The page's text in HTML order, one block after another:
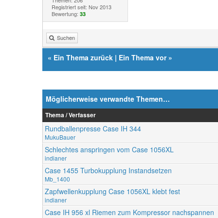
Registriert seit: Nov 2013
Bewertung: 33
Suchen
« Ein Thema zurück | Ein Thema vor»
Möglicherweise verwandte Themen…
Thema / Verfasser
Rundballenpresse Case IH 344
MukuBauer
Schlechtes anspringen vom Case 1056XL
indianer
Case 1455 Turbokupplung Instandsetzen
Mb_1400
Zapfwellenkupplung Case 1056XL klebt fest
indianer
Case IH 956 xl Riemen zum Kompressor nachspannen